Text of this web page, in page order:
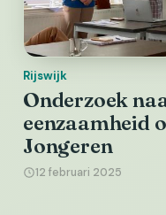
Rijswijk
Onderzoek
eenzaamheid
Jongeren
12 februari 2025